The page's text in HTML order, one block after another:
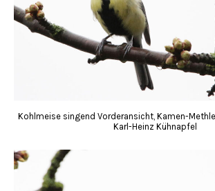
Kohlmeise singend Vorderansicht, Kamen-
Karl-Heinz Kühnapfel